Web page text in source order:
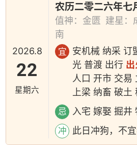
2026.8
22
星期六
农历二零二六年七
值神：金匮 建星：
南
宜
安机械 纳采 订
光 普渡 出行
人口 开市 交易
上梁 纳畜 破土
忌 入宅 嫁娶 掘井
冲 此日冲狗，不